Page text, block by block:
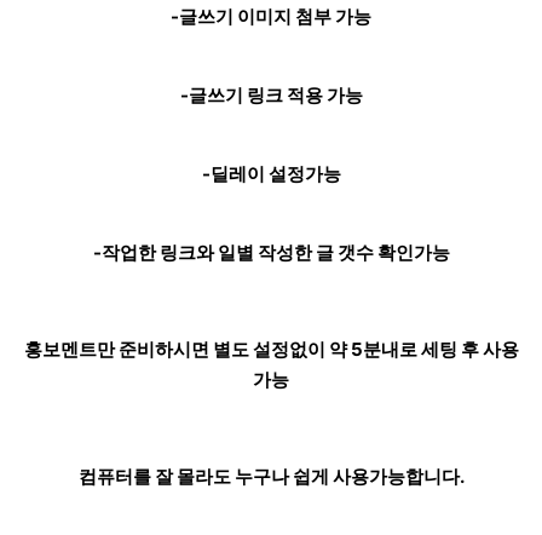
-글쓰기 이미지 첨부 가능
-글쓰기 링크 적용 가능
-딜레이 설정가능
-작업한 링크와 일별 작성한 글 갯수 확인가능
홍보멘트만 준비하시면 별도 설정없이 약 5분내로 세팅 후 사용
가능
컴퓨터를 잘 몰라도 누구나 쉽게 사용가능합니다.